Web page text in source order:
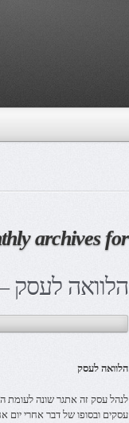
archives for
הלוואה לעסק
הלוואה לעסק
לנהל עסק זה אתגר שונה לעומת
עסקים ובסופו של דבר אחרי